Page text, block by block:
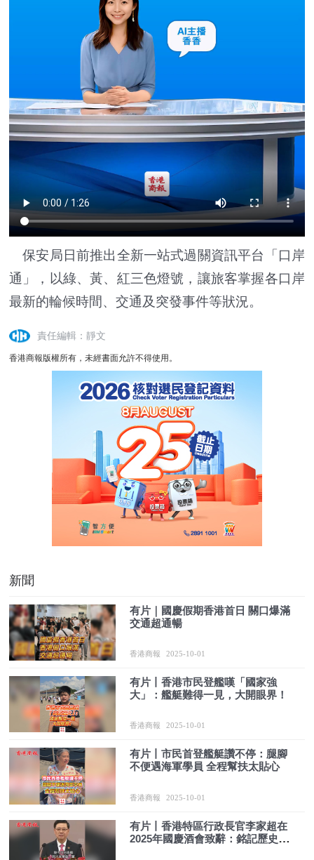
保安局日前推出全新一站式過關資訊平台「口岸
通」，以綠、黃、紅三色燈號，讓旅客掌握各口岸
最新的輪候時間、交通及突發事件等狀況。
責任編輯：靜文
香港商報版權所有，未經書面允許不得使用。
新聞
有片｜國慶假期香港首日 關口爆滿
交通超通暢
香港商報 2025-10-01
有片丨香港市民登艦嘆「國家強
大」：艦艇難得一見，大開眼界！
香港商報 2025-10-01
有片丨市民首登艦艇讚不停：腿腳
不便遇海軍學員 全程幫扶太貼心
香港商報 2025-10-01
有片丨香港特區行政長官李家超在
2025年國慶酒會致辭：銘記歷史 展